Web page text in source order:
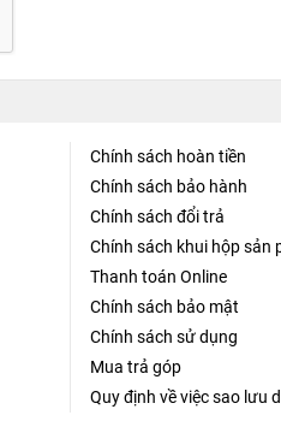
Chính sách hoàn tiền
Chính sách bảo hành
Chính sách đổi trả
Chính sách khui hộp sản
Thanh toán Online
Chính sách bảo mật
Chính sách sử dụng
Mua trả góp
Quy định về việc sao lưu